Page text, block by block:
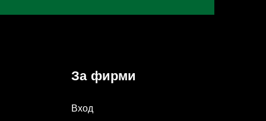
За фирми
Вход